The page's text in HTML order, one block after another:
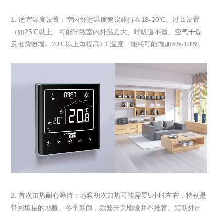
1. 适宜温度设置：室内舒适温度建议维持在18-20℃。过高设置
（如25℃以上）可能导致室内外温差大、呼吸道不适、空气干燥
及电费激增。20℃以上每提高1℃温度，能耗可能增加6%-10%。
2. 首次加热耐心等待：地暖初次加热可能需要5小时左右，特别是
带回填层的地暖。冬季期间，频繁开关地暖并不推荐。短期外出